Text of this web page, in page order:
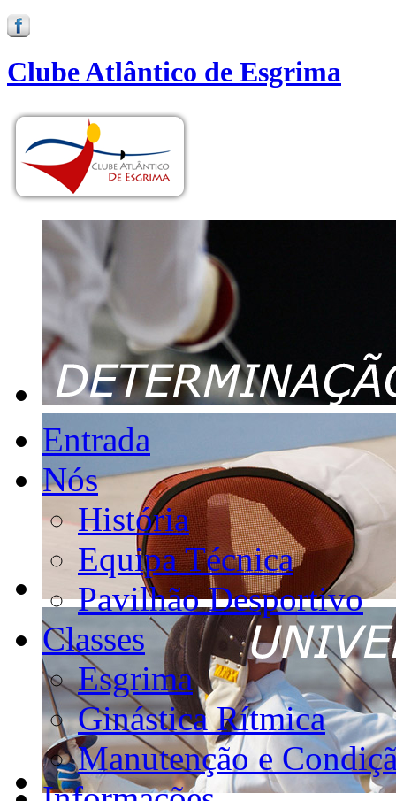
Clube Atlântico de Esgrima
Entrada
Nós
História
Equipa Técnica
Pavilhão Desportivo
Classes
Esgrima
Ginástica Rítmica
Manutenção e